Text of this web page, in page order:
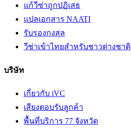
แก้วีซ่าถูกปฏิเสธ
แปลเอกสาร NAATI
รับรองกงสุล
วีซ่าเข้าไทยสำหรับชาวต่างชาติ
บริษัท
เกี่ยวกับ iVC
เสียงตอบรับลูกค้า
พื้นที่บริการ 77 จังหวัด